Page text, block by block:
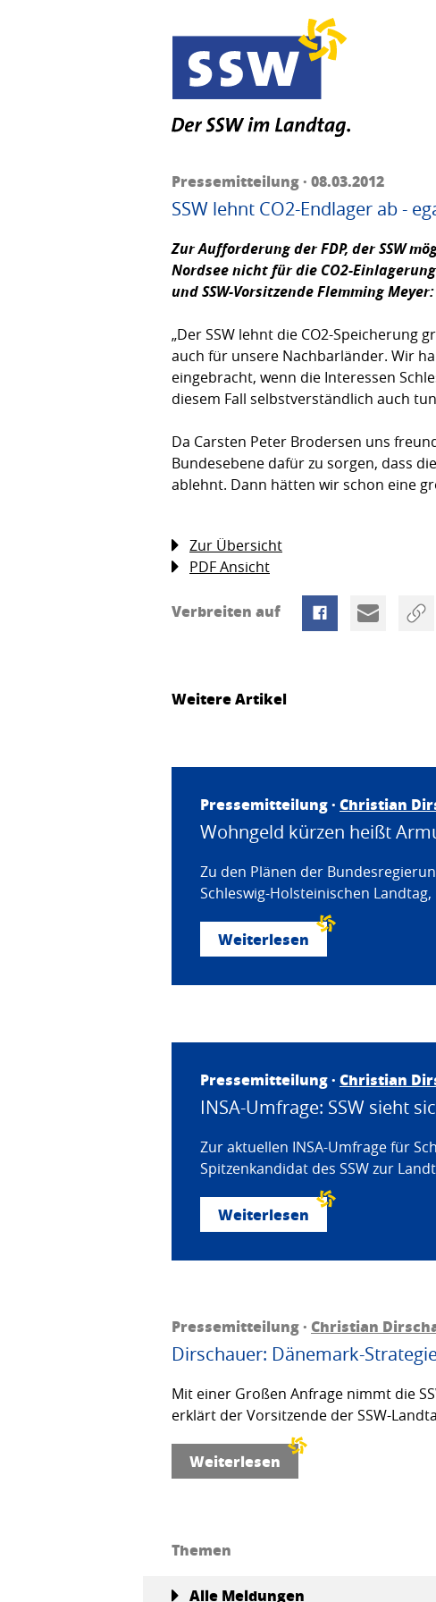
Pressemitteilung · 08.03.2012
SSW lehnt CO2-Endlager ab -
Zur Aufforderung der FDP, der SSW
Nordsee nicht für die CO2-
und SSW-VorsitzendeFlemming Meyer:
„Der SSW lehnt die CO2-
auch für unsere Nachbarländer. Wir
eingebracht, wenn die Interessen
diesem Fall selbstverständlich auch
Da Carsten Peter Brodersen uns
Bundesebene dafür zu sorgen, dass
ablehnt. Dann hätten wir schon eine
Zur Übersicht
PDF Ansicht
Verbreiten auf
Weitere Artikel
Pressemitteilung · Christian
Wohngeld kürzen heißt
Zu den Plänen der
Schleswig-Holsteinischen
Weiterlesen
Pressemitteilung · Christian
INSA-Umfrage: SSW sieht
Zur aktuellen INSA-Umfrage für
Spitzenkandidat des SSW zur
Weiterlesen
Pressemitteilung · Christian
Dirschauer: Dänemark-
Mit einer Großen Anfrage nimmt die
erklärt der Vorsitzende der SSW-
Weiterlesen
Themen
Alle Meldungen